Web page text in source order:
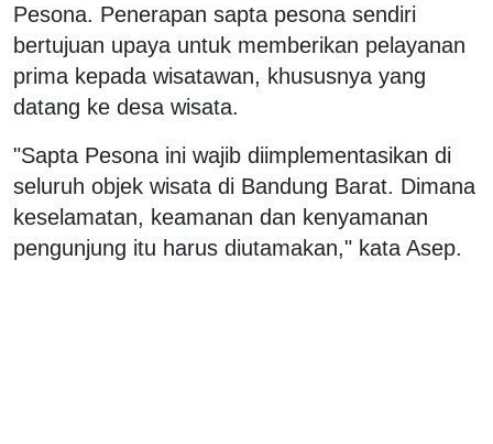
Pesona. Penerapan sapta pesona sendiri
bertujuan upaya untuk memberikan pelayanan
prima kepada wisatawan, khususnya yang
datang ke desa wisata.
"Sapta Pesona ini wajib diimplementasikan di
seluruh objek wisata di Bandung Barat. Dimana
keselamatan, keamanan dan kenyamanan
pengunjung itu harus diutamakan," kata Asep.